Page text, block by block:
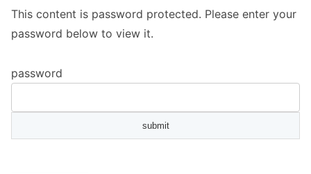
This content is password protected. Please enter your
password below to view it.
password